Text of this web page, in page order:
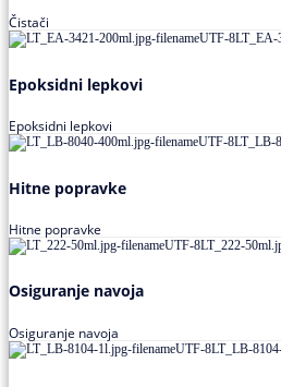
Čistači
Epoksidni lepkovi
Epoksidni lepkovi
Hitne popravke
Hitne popravke
Osiguranje navoja
Osiguranje navoja